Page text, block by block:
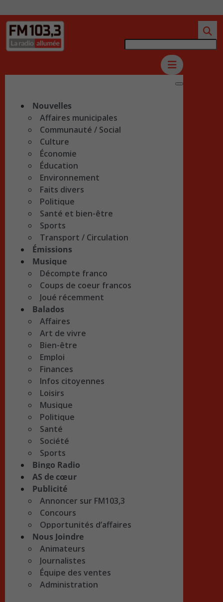
Nouvelles
Affaires municipales
Communauté / Social
Culture
Économie
Éducation
Environnement
Faits divers
Politique
Santé et bien-être
Sports
Transport / Circulation
Émissions
Musique
Décompte franco
Coups de coeur francos
Joué récemment
Balados
Affaires
Art de vivre
Bien-être
Emploi
Finances
Infos citoyennes
Loisirs
Musique
Politique
Santé
Société
Sports
Bingo Radio
AS de cœur
Publicité
Annoncer sur FM103,3
Concours
Opportunités d’affaires
Nous Joindre
Animateurs
Journalistes
Équipe des ventes
Administration